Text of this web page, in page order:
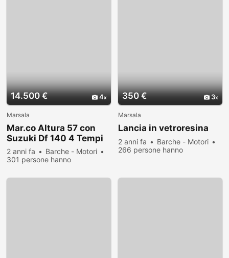
14.500 € 4
Marsala
Mar.co Altura 57 con
Suzuki Df 140 4 Tempi
2 anni fa
Barche - Motori
301 persone hanno
350 € 3
Marsala
Lancia in vetroresina
2 anni fa
Barche - Motori
266 persone hanno